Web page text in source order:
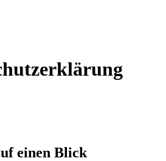
einen Blick